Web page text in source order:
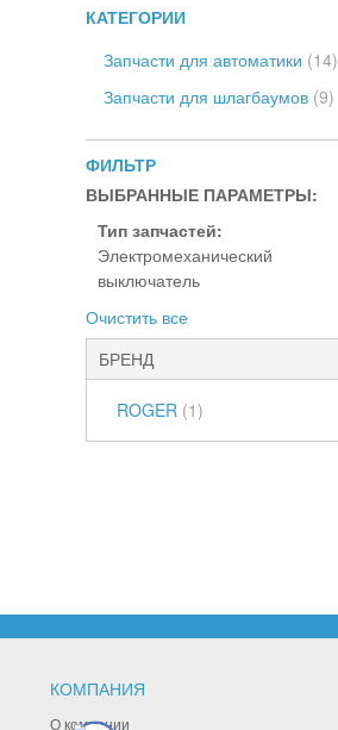
КАТЕГОРИИ
Запчасти для автоматики (14)
Запчасти для шлагбаумов (9)
ФИЛЬТР
ВЫБРАННЫЕ ПАРАМЕТРЫ:
Тип запчастей:
Электромеханический
выключатель
Очистить все
БРЕНД
ROGER (1)
КОМПАНИЯ
О компании